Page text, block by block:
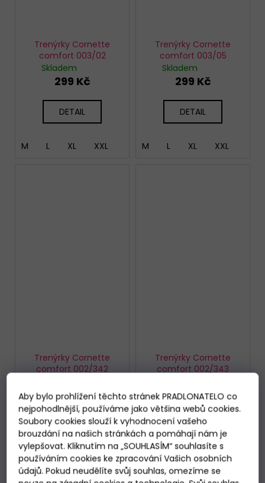
Aby bylo prohlížení těchto stránek PRADLONATELO co
nejpohodlnější, používáme jako většina webů cookies.
Soubory cookies slouží k vyhodnocení vašeho
brouzdání na našich stránkách a pomáhají nám je
vylepšovat. Kliknutím na „SOUHLASÍM“ souhlasíte s
používáním cookies ke zpracování Vašich osobních
údajů. Pokud neudělíte svůj souhlas, omezíme se
Trenýrky Cornette
comfort 003/02
Skladem
299 Kč
DETAIL
M L XL XXL
Trenýrky Cornette
comfort 003/05
Skladem
299 Kč
DETAIL
M L XL XXL
Trenýrky Cornette
comfort 002/342
299 Kč
DETAIL
XL XXL
Trenýrky Cornette
comfort 002/343
299 Kč
DETAIL
M XL XXL